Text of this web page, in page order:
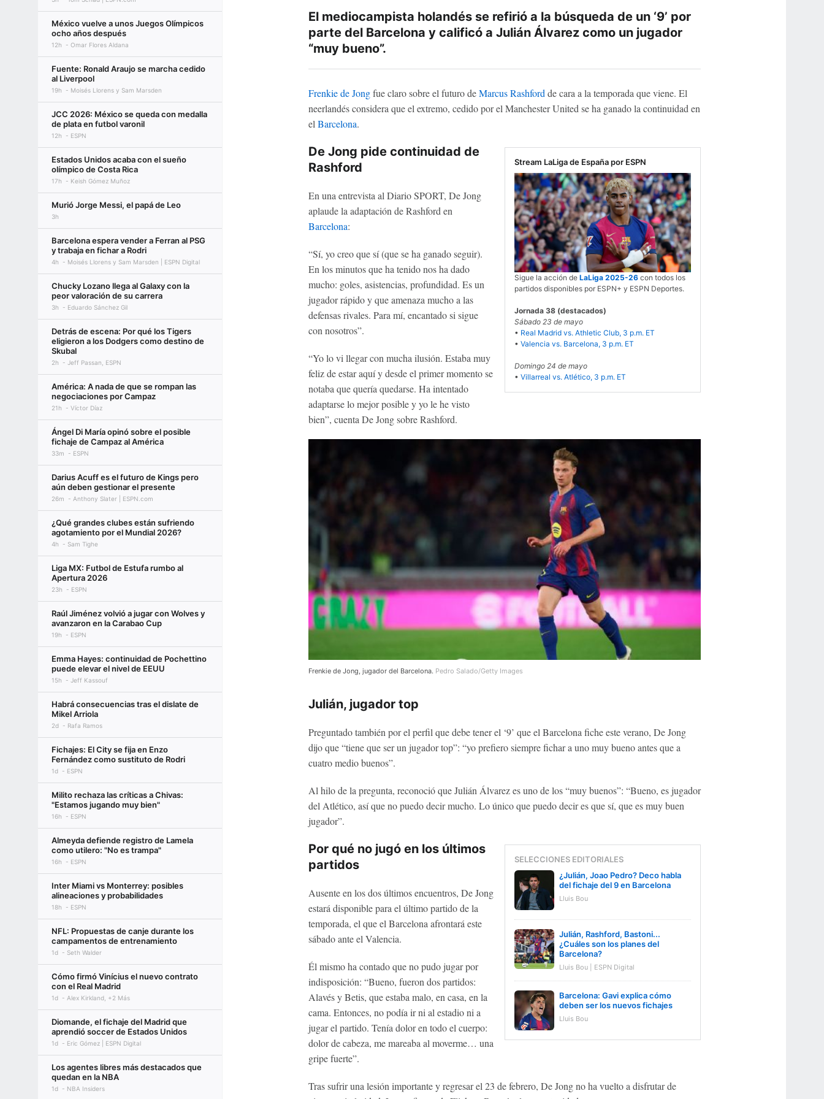
México vuelve a unos Juegos Olímpicos
ocho años después
12h Omar Flores Aldana
Fuente: Ronald Araujo se marcha cedido
al Liverpool
19h Moisés Llorens y Sam Marsden
JCC 2026: México se queda con medalla
de plata en futbol varonil
12h ESPN
Estados Unidos acaba con el sueño
olímpico de Costa Rica
17h Keish Gómez Muñoz
Murió Jorge Messi, el papá de Leo
3h
Barcelona espera vender a Ferran al PSG
y trabaja en fichar a Rodri
4h Moisés Llorens y Sam Marsden | ESPN Digital
Chucky Lozano llega al Galaxy con la
peor valoración de su carrera
3h Eduardo Sánchez Gil
Detrás de escena: Por qué los Tigers
eligieron a los Dodgers como destino de
Skubal
2h Jeff Passan, ESPN
América: A nada de que se rompan las
negociaciones por Campaz
21h Víctor Díaz
Ángel Di María opinó sobre el posible
fichaje de Campaz al América
33m ESPN
Darius Acuff es el futuro de Kings pero
aún deben gestionar el presente
26m Anthony Slater | ESPN.com
¿Qué grandes clubes están sufriendo
agotamiento por el Mundial 2026?
4h Sam Tighe
Liga MX: Futbol de Estufa rumbo al
Apertura 2026
23h ESPN
Raúl Jiménez volvió a jugar con Wolves y
avanzaron en la Carabao Cup
19h ESPN
Emma Hayes: continuidad de Pochettino
puede elevar el nivel de EEUU
15h Jeff Kassouf
Habrá consecuencias tras el dislate de
Mikel Arriola
2d Rafa Ramos
Fichajes: El City se fija en Enzo
Fernández como sustituto de Rodri
1d ESPN
Milito rechaza las críticas a Chivas:
"Estamos jugando muy bien"
16h ESPN
Almeyda defiende registro de Lamela
como utilero: "No es trampa"
16h ESPN
Inter Miami vs Monterrey: posibles
alineaciones y probabilidades
18h ESPN
NFL: Propuestas de canje durante los
campamentos de entrenamiento
1d Seth Walder
Cómo firmó Vinícius el nuevo contrato
con el Real Madrid
1d Alex Kirkland, +2 Más
Diomande, el fichaje del Madrid que
aprendió soccer de Estados Unidos
1d Eric Gómez | ESPN Digital
Los agentes libres más destacados que
quedan en la NBA
1d NBA Insiders
El mediocampista holandés se refirió a la búsqueda de un ‘9’ por
parte del Barcelona y calificó a Julián Álvarez como un jugador
“muy bueno”.
Frenkie de Jongfue claro sobre el futuro deMarcus Rashford de cara a la temporada que viene. El
neerlandés considera que el extremo, cedido por el Manchester United se ha ganado la continuidad en
el Barcelona.
Stream LaLiga de España por ESPN
Sigue la acción de LaLiga 2025-26con todos los
partidos disponibles por ESPN+ y ESPN Deportes.
Jornada 38 (destacados)
Sábado 23 de mayo
• Real Madrid vs. Athletic Club, 3 p.m. ET
• Valencia vs. Barcelona, 3 p.m. ET
Domingo 24 de mayo
• Villarreal vs. Atlético, 3 p.m. ET
De Jong pide continuidad de
Rashford
En una entrevista al Diario SPORT, De Jong
aplaude la adaptación de Rashford en
Barcelona:
“Sí, yo creo que sí (que se ha ganado seguir).
En los minutos que ha tenido nos ha dado
mucho: goles, asistencias, profundidad. Es un
jugador rápido y que amenaza mucho a las
defensas rivales. Para mí, encantado si sigue
con nosotros”.
“Yo lo vi llegar con mucha ilusión. Estaba muy
feliz de estar aquí y desde el primer momento se
notaba que quería quedarse. Ha intentado
adaptarse lo mejor posible y yo le he visto
bien”, cuenta De Jong sobre Rashford.
Frenkie de Jong, jugador del Barcelona. Pedro Salado/Getty Images
Julián, jugador top
Preguntado también por el perfil que debe tener el ‘9’ que el Barcelona fiche este verano, De Jong
dijo que “tiene que ser un jugador top”: “yo prefiero siempre fichar a uno muy bueno antes que a
cuatro medio buenos”.
Al hilo de la pregunta, reconoció que Julián Álvarez es uno de los “muy buenos”: “Bueno, es jugador
del Atlético, así que no puedo decir mucho. Lo único que puedo decir es que sí, que es muy buen
jugador”.
SELECCIONES EDITORIALES
¿Julián, Joao Pedro? Deco habla
del fichaje del 9 en Barcelona
Lluis Bou
Julián, Rashford, Bastoni...
¿Cuáles son los planes del
Barcelona?
Lluis Bou | ESPN Digital
Barcelona: Gavi explica cómo
deben ser los nuevos fichajes
Lluis Bou
Por qué no jugó en los últimos
partidos
Ausente en los dos últimos encuentros, De Jong
estará disponible para el último partido de la
temporada, el que el Barcelona afrontará este
sábado ante el Valencia.
Él mismo ha contado que no pudo jugar por
indisposición: “Bueno, fueron dos partidos:
Alavés y Betis, que estaba malo, en casa, en la
cama. Entonces, no podía ir ni al estadio ni a
jugar el partido. Tenía dolor en todo el cuerpo:
dolor de cabeza, me mareaba al moverme… una
gripe fuerte”.
Tras sufrir una lesión importante y regresar el 23 de febrero, De Jong no ha vuelto a disfrutar de